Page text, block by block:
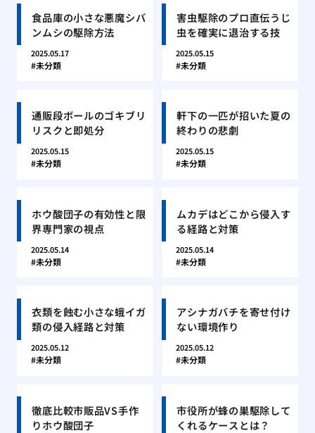
食品庫の小さな悪魔シバ
ンムシの駆除方法
2025.05.17
未分類
害虫駆除のプロ直伝うじ
虫を確実に退治する技
2025.05.15
未分類
通販段ボールのゴキブリ
リスクと即処分
2025.05.15
未分類
軒下の一匹が招いた夏の
終わりの悲劇
2025.05.15
未分類
ホウ酸団子の有効性と限
界専門家の視点
2025.05.14
未分類
ムカデはどこから侵入す
る経路と対策
2025.05.14
未分類
衣類を蝕む小さな蛾イガ
類の侵入経路と対策
2025.05.12
未分類
アシナガバチを寄せ付け
ない環境作り
2025.05.12
未分類
徹底比較市販品VS手作
りホウ酸団子
市役所が蜂の巣駆除して
くれるケースとは？